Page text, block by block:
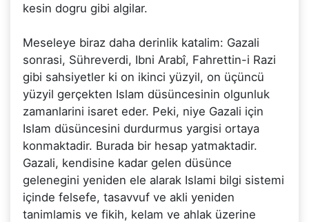
kesin dogru gibi algilar.
Meseleye biraz daha derinlik katalim: Gazali
sonrasi, Sühreverdi, Ibni Arabî, Fahrettin-i Razi
gibi sahsiyetler ki on ikinci yüzyil, on üçüncü
yüzyil gerçekten Islam düsüncesinin olgunluk
zamanlarini isaret eder. Peki, niye Gazali için
Islam düsüncesini durdurmus yargisi ortaya
konmaktadir. Burada bir hesap yatmaktadir.
Gazali, kendisine kadar gelen düsünce
gelenegini yeniden ele alarak Islami bilgi sistemi
içinde felsefe, tasavvuf ve akli yeniden
tanimlamis ve fikih, kelam ve ahlak üzerine